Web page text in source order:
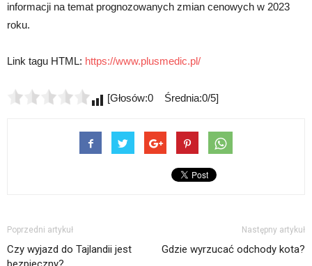
informacji na temat prognozowanych zmian cenowych w 2023
roku.
Link tagu HTML: https://www.plusmedic.pl/
[Głosów:0 Średnia:0/5]
Poprzedni artykuł
Czy wyjazd do Tajlandii jest
Następny artykuł
Gdzie wyrzucać odchody kota?